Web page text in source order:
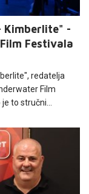
Kimberlite" -
Festivala
redatelja
Film
je to stručni
je